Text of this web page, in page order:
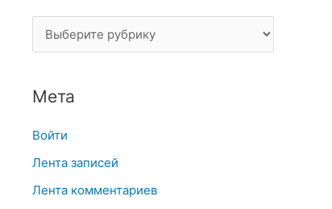
Мета
Войти
Лента записей
Лента комментариев